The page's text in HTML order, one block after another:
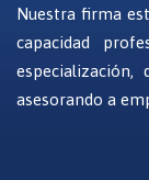
Nuestra firma
capacidad
asesorando a